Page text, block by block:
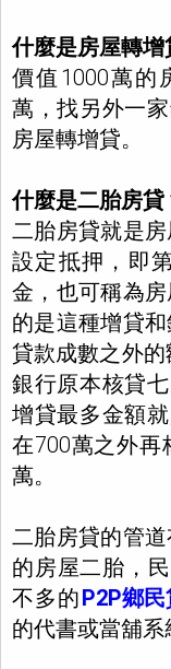
什麼是房屋轉增
價值1000萬的
萬，找另外一
房屋轉增貸。
什麼是二胎房貸
二胎房貸就是
設定抵押，即
金，也可稱為
的是這種增貸
貸款成數之外
銀行原本核貸
增貸最多金額
在700萬之外再
萬。
二胎房貸的管
的房屋二胎，
不多的P2P鄉
的代書或當舖系